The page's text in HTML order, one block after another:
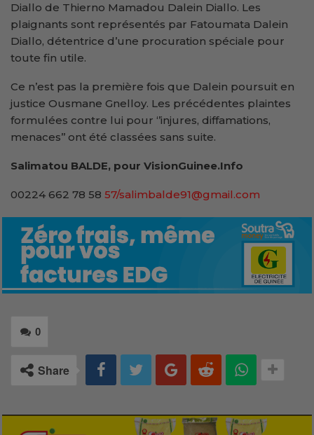
Diallo de Thierno Mamadou Dalein Diallo. Les
plaignants sont représentés par Fatoumata Dalein
Diallo, détentrice d’une procuration spéciale pour
toute fin utile.
Ce n’est pas la première fois que Dalein poursuit en
justice Ousmane Gnelloy. Les précédentes plaintes
formulées contre lui pour ‘’injures, diffamations,
menaces’’ ont été classées sans suite.
Salimatou BALDE, pour VisionGuinee.Info
00224 662 78 58 57/salimbalde91@gmail.com
0
Share